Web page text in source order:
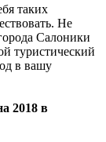
таких
Не
Салоники
туристический
в вашу
2018 в